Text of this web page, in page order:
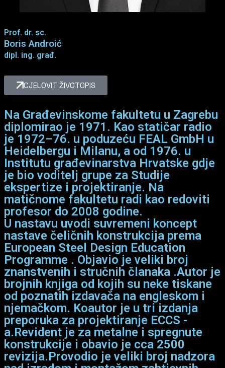
Prof. dr. sc.
Boris Androić
dipl. ing. građ.
CJELOVIT ŽIVOTOPIS
Na Građevinskome fakultetu u Zagrebu
diplomirao je 1971. Kao statičar radio
je 1972–76. u poduzeću FEAL GmbH u
Heidelbergu i Milanu, a od 1976. u
Institutu građevinarstva Hrvatske gdje
je bio voditelj grupe za Studije
ekspertize i projektiranje. Na
matičnome fakultetu radi kao redoviti
profesor do 2008 godine.
U nastavu uvodi suvremeni koncept
nastave čeličnih konstrukcija prema
European Steel Design Education
Programme . Objavio je veliki broj
znanstvenih i stručnih članaka .Autor je
brojnih knjiga od kojih su neke tiskane
od poznatih izdavača na engleskom i
njemačkom. Koautor je u tri izdanja
preporuka za projektiranje ECCS -
a.Revident je za metalne i spregnute
konstrukcije i obavio je cca 2500
revizija.Provodio je veliki broj nadzora